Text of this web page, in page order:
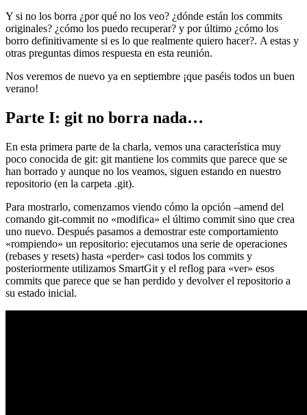
Y si no los borra ¿por qué no los veo? ¿dónde están los commits
originales? ¿cómo los puedo recuperar? y por último ¿cómo los
borro definitivamente si es lo que realmente quiero hacer?. A estas y
otras preguntas dimos respuesta en esta reunión.
Nos veremos de nuevo ya en septiembre ¡que paséis todos un buen
verano!
Parte I: git no borra nada…
En esta primera parte de la charla, vemos una característica muy
poco conocida de git: git mantiene los commits que parece que se
han borrado y aunque no los veamos, siguen estando en nuestro
repositorio (en la carpeta .git).
Para mostrarlo, comenzamos viendo cómo la opción –amend del
comando git-commit no «modifica» el último commit sino que crea
uno nuevo. Después pasamos a demostrar este comportamiento
«rompiendo» un repositorio: ejecutamos una serie de operaciones
(rebases y resets) hasta «perder» casi todos los commits y
posteriormente utilizamos SmartGit y el reflog para «ver» esos
commits que parece que se han perdido y devolver el repositorio a
su estado inicial.